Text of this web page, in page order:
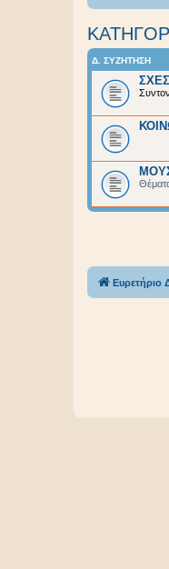
Δ. ΣΥΖΉΤΗΣΗ
Ευρετήριο